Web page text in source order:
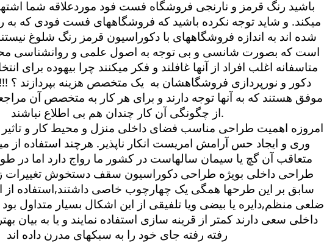
باشید رنگ قرمز و نارنجی فروشگاه فست فود موردعلاقه شما
میکند. و شاید توجه نکرده باشید که فروشگاههای فست فودی که به
شده اند به اندازه فروشگاههای با دکوراسیون قرمز رنگ شلوغ
است که بصورت شانسی و بی توجه به اصول علمی و روانشناسی
متاسفانه اغلب افراد از آنها غافلند و فکر میکنند چرا بیهوده برای
دکور و نورپردازی فروشگاهشان به یک متخصص هزینه بپردازند ؟
موفق هستند که به آنها توجه دارند و برای هر کار به متخصص آن
از چگونگی آن کار چندان هم بی اطلاع نباشند.
امروزه اهمیت طراحی مناسب فضای داخلی منزل و محیط کار و تاثیر
وری و ایجاد حس آرامش امریست انکار ناپذیر. هرچند استفاده از
متعاقب آن گچ یا سیمان سالهاست در کشور ما رواج دارد اما در
طراحی داخلی بویژه طراحی دکوراسیون سقف دستخوش
سابق بر این طرحها همگی یک چهارچوب خاصی داشتند,استفاده
ضلعی منظم,دایره یا بیضی ویا تلفیقی از این اشکال بسیار متداول
داخلی سعی دارند کمتر از قرینه سازی استفاده نمایند و یا به بیان
رفته رفته جای خود را به سبکهای مدرن داده اند